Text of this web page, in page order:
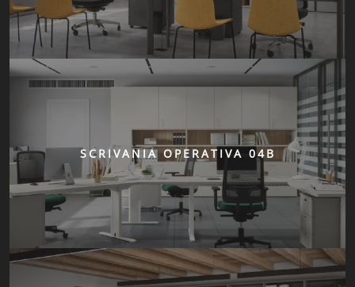
SCRIVANIA OPERATIVA 04B